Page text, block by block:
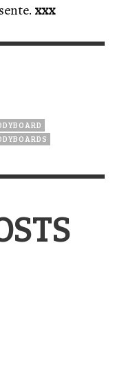
xxx